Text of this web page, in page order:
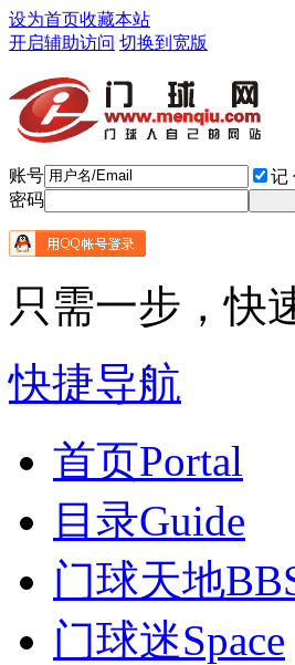
设为首页收藏本站
开启辅助访问 切换到宽版
账号 记
密码
只需一步，快
快捷导航
首页Portal
目录Guide
门球天地
门球迷Space